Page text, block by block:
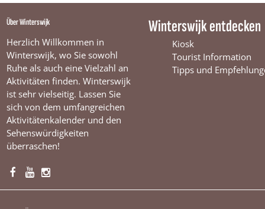
Über Winterswijk
Herzlich Willkommen in
Winterswijk, wo Sie sowohl
Ruhe als auch eine Vielzahl an
Aktivitäten finden. Winterswijk
ist sehr vielseitig. Lassen Sie
sich von dem umfangreichen
Aktivitätenkalender und den
Sehenswürdigkeiten
überraschen!
F
a
Y
o
I
n
Winterswijk entdecken
Kiosk
Tourist Information
Tipps und